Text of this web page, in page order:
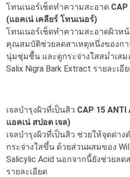
โทนเนอร์เช็ดทำความสะอาด CAP
(แอคเน่ เคลียร์ โทนเนอร์)
โทนเนอร์เช็ดทำความสะอาดผิวห
คุณสมบัติช่วยลดสาเหตุหนึ่งของก
นุ่มชุ่มชื้น และดูกระจ่างใสสม่ำเสม
Salix Nigra Bark Extract รายละเอี
เจลบำรุงผิวที่เป็นสิว CAP 15 ANTI
แอคเน่ สปอต เจล)
เจลบำรุงผิวที่เป็นสิว ช่วยให้จุดด่าง
กระจ่างใสขึ้น ด้วยส่วนผสมของ
Salicylic Acid นอกจากนี้ยังช่วยลด
รายละเอียด